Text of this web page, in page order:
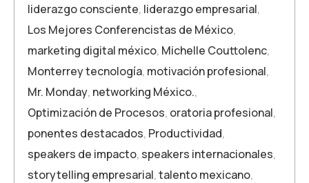
liderazgo consciente, liderazgo empresarial,
Los Mejores Conferencistas de México,
marketing digital méxico, Michelle Couttolenc,
Monterrey tecnología, motivación profesional,
Mr. Monday, networking México.,
Optimización de Procesos, oratoria profesional,
ponentes destacados, Productividad,
speakers de impacto, speakers internacionales,
storytelling empresarial,talento mexicano,